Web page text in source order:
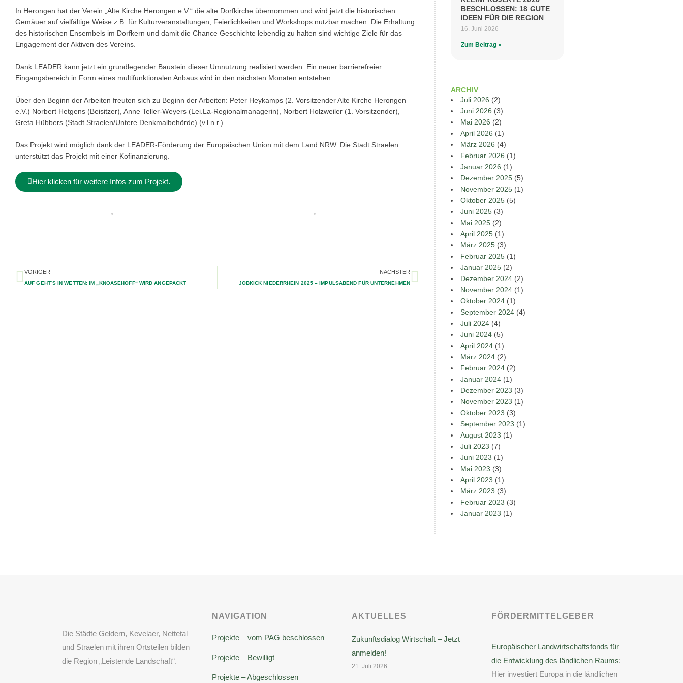
In Herongen hat der Verein „Alte Kirche Herongen e.V.“ die alte Dorfkirche übernommen und wird jetzt die historischen
Gemäuer auf vielfältige Weise z.B. für Kulturveranstaltungen, Feierlichkeiten und Workshops nutzbar machen. Die Erhaltung
des historischen Ensembels im Dorfkern und damit die Chance Geschichte lebendig zu halten sind wichtige Ziele für das
Engagement der Aktiven des Vereins.
Dank LEADER kann jetzt ein grundlegender Baustein dieser Umnutzung realisiert werden: Ein neuer barrierefreier
Eingangsbereich in Form eines multifunktionalen Anbaus wird in den nächsten Monaten entstehen.
Über den Beginn der Arbeiten freuten sich zu Beginn der Arbeiten: Peter Heykamps (2. Vorsitzender Alte Kirche Herongen
e.V.) Norbert Hetgens (Beisitzer), Anne Teller-Weyers (Lei.La-Regionalmanagerin), Norbert Holzweiler (1. Vorsitzender),
Greta Hübbers (Stadt Straelen/Untere Denkmalbehörde) (v.l.n.r.)
Das Projekt wird möglich dank der LEADER-Förderung der Europäischen Union mit dem Land NRW. Die Stadt Straelen
unterstützt das Projekt mit einer Kofinanzierung.
Hier klicken für weitere Infos zum Projekt.
VORIGER
AUF GEHT´S IN WETTEN: IM „KNOASEHOFF“ WIRD ANGEPACKT
NÄCHSTER
JOBKICK NIEDERRHEIN 2025 – IMPULSABEND FÜR UNTERNEHMEN
BESCHLOSSEN: 18 GUTE
IDEEN FÜR DIE REGION
16. Juni 2026
Zum Beitrag »
ARCHIV
Juli 2026 (2)
Juni 2026 (3)
Mai 2026 (2)
April 2026 (1)
März 2026 (4)
Februar 2026 (1)
Januar 2026 (1)
Dezember 2025 (5)
November 2025 (1)
Oktober 2025 (5)
Juni 2025 (3)
Mai 2025 (2)
April 2025 (1)
März 2025 (3)
Februar 2025 (1)
Januar 2025 (2)
Dezember 2024 (2)
November 2024 (1)
Oktober 2024 (1)
September 2024 (4)
Juli 2024 (4)
Juni 2024 (5)
April 2024 (1)
März 2024 (2)
Februar 2024 (2)
Januar 2024 (1)
Dezember 2023 (3)
November 2023 (1)
Oktober 2023 (3)
September 2023 (1)
August 2023 (1)
Juli 2023 (7)
Juni 2023 (1)
Mai 2023 (3)
April 2023 (1)
März 2023 (3)
Februar 2023 (3)
Januar 2023 (1)
Die Städte Geldern, Kevelaer, Nettetal
und Straelen mit ihren Ortsteilen bilden
die Region „Leistende Landschaft“.
NAVIGATION
Projekte – vom PAG beschlossen
Projekte – Bewilligt
Projekte – Abgeschlossen
AKTUELLES
Zukunftsdialog Wirtschaft – Jetzt
anmelden!
21. Juli 2026
FÖRDERMITTELGEBER
Europäischer Landwirtschaftsfonds für
die Entwicklung des ländlichen Raums:
Hier investiert Europa in die ländlichen